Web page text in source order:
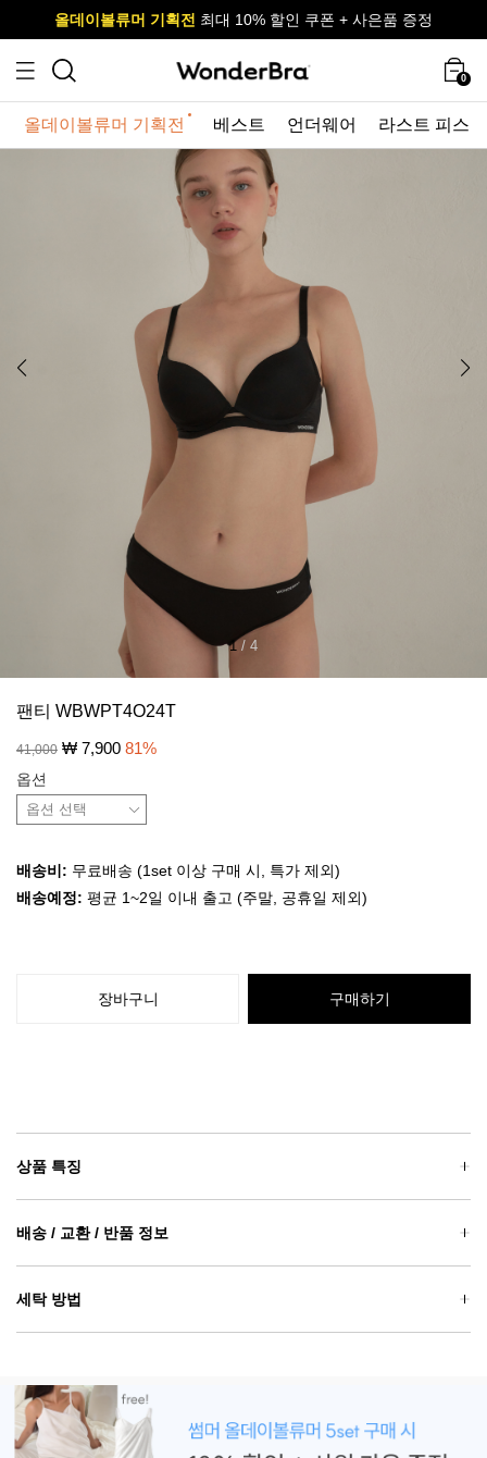
사이즈 무료 교환 서비스
올데이볼류머 기획전 최대 10% 할인 쿠폰 + 사은품 증정
사이즈 무료 교환 서비스
올데이볼류머 기획전 최대 10% 할인 쿠폰 + 사은품 증정
0
올데이볼류머 기획전 베스트 언더웨어 라스트 피스
1/ 4
팬티 WBWPT4O24T
41,000 ₩ 7,900 81%
옵션
배송비: 무료배송 (1set 이상 구매 시, 특가 제외)
배송예정: 평균 1~2일 이내 출고 (주말, 공휴일 제외)
장바구니 구매하기
상품 특징
배송 / 교환 / 반품 정보
세탁 방법